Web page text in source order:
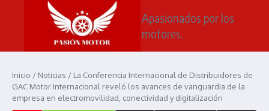
Saltar al contenido
Apasionados por los
motores.
Inicio / Noticias / La Conferencia Internacional de Distribuidores de
GAC Motor Internacional reveló los avances de vanguardia de la
empresa en electromovilidad, conectividad y digitalización